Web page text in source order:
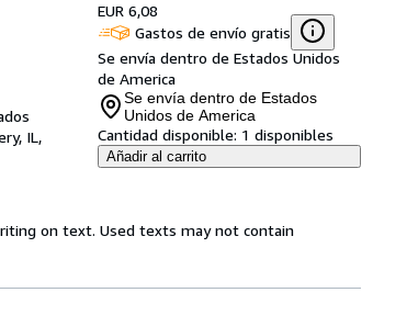
IL,
EUR 6,08
Gastos de envío gratis
Se envía dentro de Estados Unidos
de America
Se envía dentro de Estados
Unidos de America
Cantidad disponible: 1 disponibles
Añadir al carrito
on text. Used texts may not contain